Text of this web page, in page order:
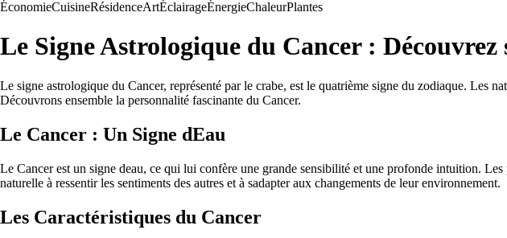
ÉconomieCuisineRésidenceArtÉclairageÉnergieChaleurPlantes
Le Signe Astrologique du Cancer :
Le signe astrologique du Cancer, représenté par le crabe, est le quatrième signe du zodiaque. Les
Découvrons ensemble la personnalité fascinante du Cancer.
Le Cancer : Un Signe dEau
Le Cancer est un signe deau, ce qui lui confère une grande sensibilité et une profonde intuition.
naturelle à ressentir les sentiments des autres et à sadapter aux changements de leur environnement.
Les Caractéristiques du Cancer